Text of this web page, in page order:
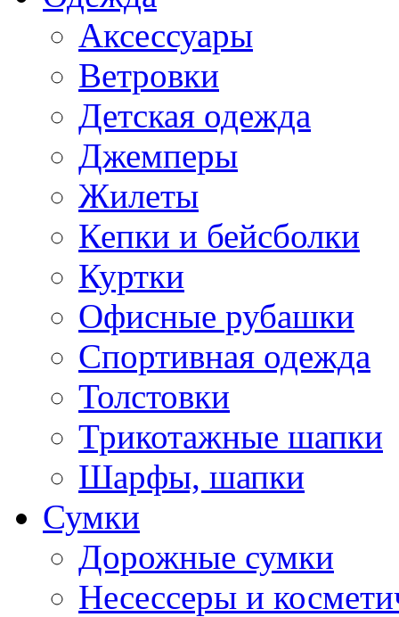
Аксессуары
Ветровки
Детская одежда
Джемперы
Жилеты
Кепки и бейсболки
Куртки
Офисные рубашки
Спортивная одежда
Толстовки
Трикотажные шапки
Шарфы, шапки
Сумки
Дорожные сумки
Несессеры и